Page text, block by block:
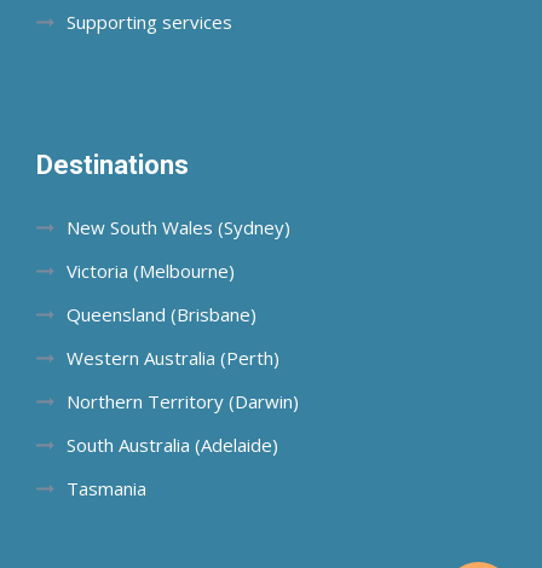
Supporting services
Destinations
New South Wales (Sydney)
Victoria (Melbourne)
Queensland (Brisbane)
Western Australia (Perth)
Northern Territory (Darwin)
South Australia (Adelaide)
Tasmania